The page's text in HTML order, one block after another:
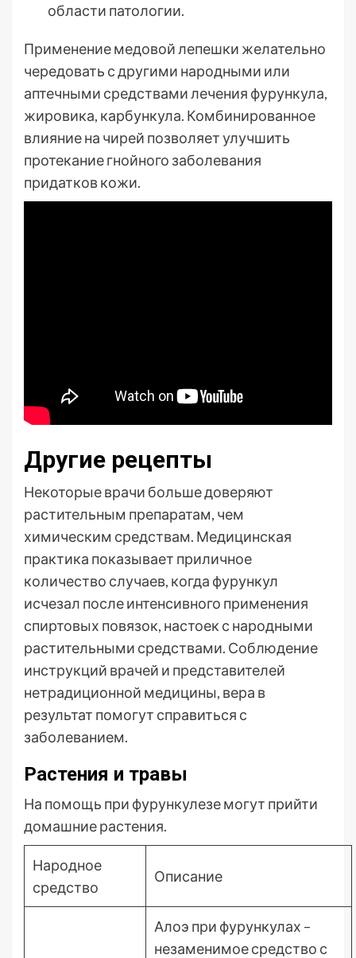
области патологии.
Применение медовой лепешки желательно
чередовать с другими народными или
аптечными средствами лечения фурункула,
жировика, карбункула. Комбинированное
влияние на чирей позволяет улучшить
протекание гнойного заболевания
придатков кожи.
Другие рецепты
Некоторые врачи больше доверяют
растительным препаратам, чем
химическим средствам. Медицинская
практика показывает приличное
количество случаев, когда фурункул
исчезал после интенсивного применения
спиртовых повязок, настоек с народными
растительными средствами. Соблюдение
инструкций врачей и представителей
нетрадиционной медицины, вера в
результат помогут справиться с
заболеванием.
Растения и травы
На помощь при фурункулезе могут прийти
домашние растения.
Народное
средство
Описание
Алоэ при фурункулах –
незаменимое средство с